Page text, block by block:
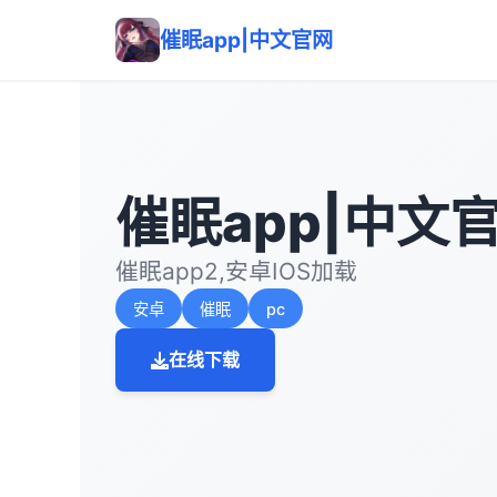
催眠app|中文官网
催眠app|中文
催眠app2,安卓IOS加载
安卓 催眠 pc
在线下载